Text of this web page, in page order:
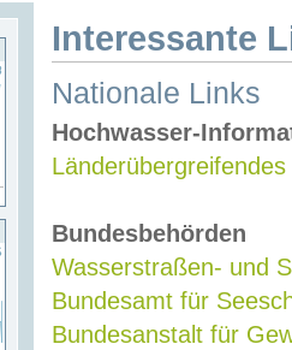
Interessante
Nationale Links
Hochwasser-
Bundesbehörden
Wasserstraßen- und
Bundesamt für
Bundesanstalt für